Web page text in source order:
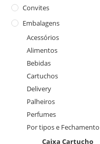
Convites
Embalagens
Acessórios
Alimentos
Bebidas
Cartuchos
Delivery
Palheiros
Perfumes
Por tipos e Fechamento
Caixa Cartucho